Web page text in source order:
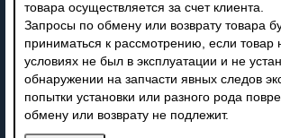
товара осуществляется за счет клиента.
Запросы по обмену или возврату товара
приниматься к рассмотрению, если товар
условиях не был в эксплуатации и не
обнаружении на запчасти явных следов
попытки установки или разного рода
обмену или возврату не подлежит.